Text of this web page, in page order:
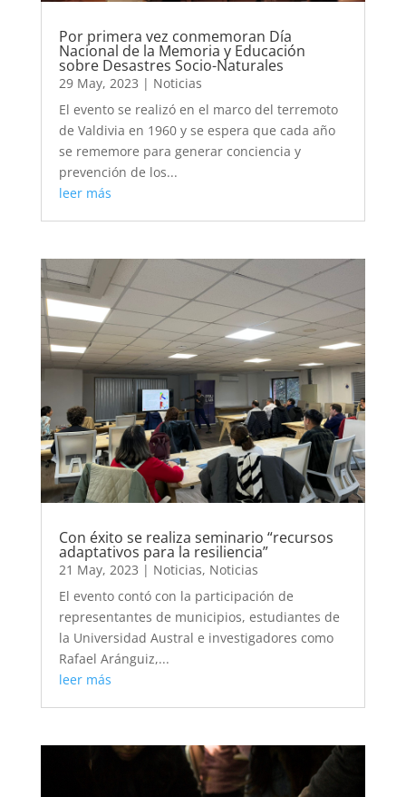
Por primera vez conmemoran Día
Nacional de la Memoria y Educación
sobre Desastres Socio-Naturales
29 May, 2023 | Noticias
El evento se realizó en el marco del terremoto
de Valdivia en 1960 y se espera que cada año
se rememore para generar conciencia y
prevención de los...
leer más
Con éxito se realiza seminario “recursos
adaptativos para la resiliencia”
21 May, 2023 | Noticias, Noticias
El evento contó con la participación de
representantes de municipios, estudiantes de
la Universidad Austral e investigadores como
Rafael Aránguiz,...
leer más